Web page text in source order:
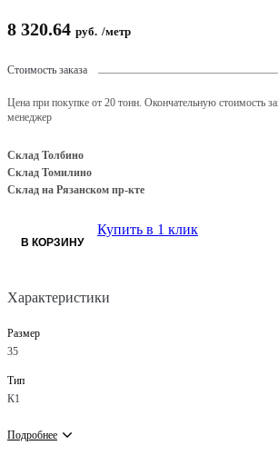
8 320.64 руб. /метр
Стоимость заказа
Цена при покупке от 20 тонн. Окончательную стоимость
менеджер
Склад Толбино
Склад Томилино
Склад на Рязанском пр-кте
В КОРЗИНУ
Купить в 1 клик
Характеристики
Размер
35
Тип
К1
Подробнее